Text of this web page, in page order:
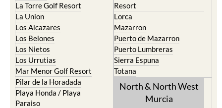
La Torre Golf Resort
La Union
Los Alcazares
Los Belones
Los Nietos
Los Urrutias
Mar Menor Golf Resort
Pilar de la Horadada
Playa Honda / Playa
Paraiso
Resort
Lorca
Mazarron
Puerto de Mazarron
Puerto Lumbreras
Sierra Espuna
Totana
North & North West
Murcia